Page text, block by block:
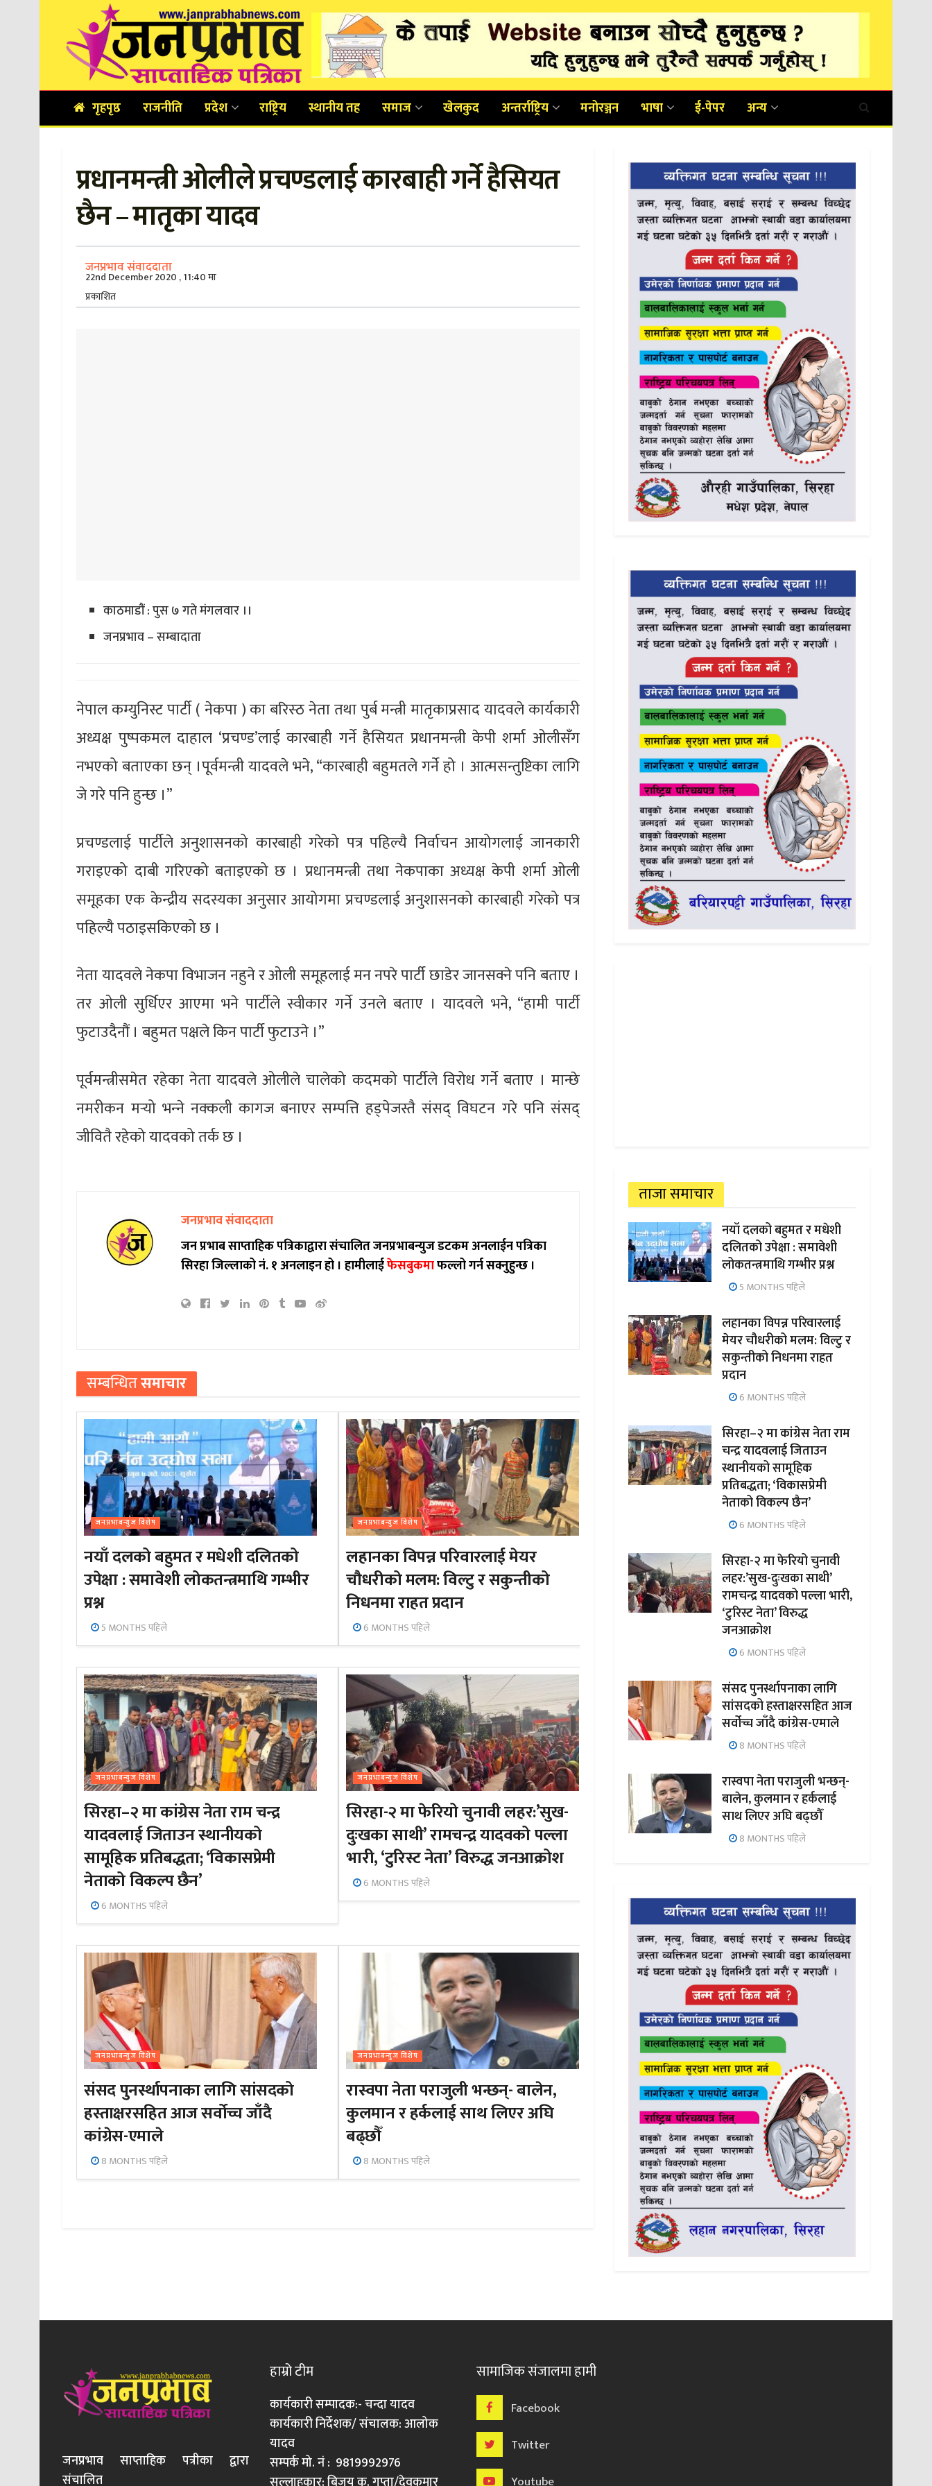
गृहपृष्ठ राजनीति प्रदेश राष्ट्रिय स्थानीय तह समाज खेलकुद अन्तर्राष्ट्रिय मनोरञ्जन भाषा ई-पेपर अन्य
प्रधानमन्त्री ओलीले प्रचण्डलाई कारबाही गर्ने हैसियत
छैन – मातृका यादव
जनप्रभाव संवाददाता
22nd December 2020 , 11:40 मा
प्रकाशित
काठमाडौं : पुस ७ गते मंगलवार ।।
जनप्रभाव – सम्बादाता
नेपाल कम्युनिस्ट पार्टी ( नेकपा ) का बरिस्ठ नेता तथा पुर्ब मन्त्री मातृकाप्रसाद यादवले कार्यकारी
अध्यक्ष पुष्पकमल दाहाल ‘प्रचण्ड’लाई कारबाही गर्ने हैसियत प्रधानमन्त्री केपी शर्मा ओलीसँग
नभएको बताएका छन् ।पूर्वमन्त्री यादवले भने, “कारबाही बहुमतले गर्ने हो । आत्मसन्तुष्टिका लागि
जे गरे पनि हुन्छ ।”
प्रचण्डलाई पार्टीले अनुशासनको कारबाही गरेको पत्र पहिल्यै निर्वाचन आयोगलाई जानकारी
गराइएको दाबी गरिएको बताइएको छ । प्रधानमन्त्री तथा नेकपाका अध्यक्ष केपी शर्मा ओली
समूहका एक केन्द्रीय सदस्यका अनुसार आयोगमा प्रचण्डलाई अनुशासनको कारबाही गरेको पत्र
पहिल्यै पठाइसकिएको छ ।
नेता यादवले नेकपा विभाजन नहुने र ओली समूहलाई मन नपरे पार्टी छाडेर जानसक्ने पनि बताए ।
तर ओली सुर्धिएर आएमा भने पार्टीले स्वीकार गर्ने उनले बताए । यादवले भने, “हामी पार्टी
फुटाउदैनौं । बहुमत पक्षले किन पार्टी फुटाउने ।”
पूर्वमन्त्रीसमेत रहेका नेता यादवले ओलीले चालेको कदमको पार्टीले विरोध गर्ने बताए । मान्छे
नमरीकन मर्‍यो भन्‍ने नक्कली कागज बनाएर सम्पत्ति हड्पेजस्तै संसद् विघटन गरे पनि संसद्
जीवितै रहेको यादवको तर्क छ ।
जनप्रभाव संवाददाता
जन प्रभाब साप्ताहिक पत्रिकाद्वारा संचालित जनप्रभाबन्युज डटकम अनलाईन पत्रिका
सिरहा जिल्लाको नं. १ अनलाइन हो ।हामीलाईफेसबुकमाफल्लो गर्न सक्नुहुन्छ ।
सम्बन्धितसमाचार
जनप्रभाबन्युज विशेष
नयाँ दलको बहुमत र मधेशी दलितको
उपेक्षा : समावेशी लोकतन्त्रमाथि गम्भीर
प्रश्न
5 MONTHS पहिले
जनप्रभाबन्युज विशेष
लहानका विपन्न परिवारलाई मेयर
चौधरीको मलम: विल्टु र सकुन्तीको
निधनमा राहत प्रदान
6 MONTHS पहिले
जनप्रभाबन्युज विशेष
सिरहा–२ मा कांग्रेस नेता राम चन्द्र
यादवलाई जिताउन स्थानीयको
सामूहिक प्रतिबद्धता; ‘विकासप्रेमी
नेताको विकल्प छैन’
6 MONTHS पहिले
जनप्रभाबन्युज विशेष
सिरहा-२ मा फेरियो चुनावी लहर:’सुख-
दुःखका साथी’ रामचन्द्र यादवको पल्ला
भारी, ‘टुरिस्ट नेता’ विरुद्ध जनआक्रोश
6 MONTHS पहिले
जनप्रभाबन्युज विशेष
संसद पुनर्स्थापनाका लागि सांसदको
हस्ताक्षरसहित आज सर्वोच्च जाँदै
कांग्रेस-एमाले
8 MONTHS पहिले
जनप्रभाबन्युज विशेष
रास्वपा नेता पराजुली भन्छन्- बालेन,
कुलमान र हर्कलाई साथ लिएर अघि
बढ्छौँ
8 MONTHS पहिले
ताजा समाचार
नयाँ दलको बहुमत र मधेशी
दलितको उपेक्षा : समावेशी
लोकतन्त्रमाथि गम्भीर प्रश्न
5 MONTHS पहिले
लहानका विपन्न परिवारलाई
मेयर चौधरीको मलम: विल्टु र
सकुन्तीको निधनमा राहत
प्रदान
6 MONTHS पहिले
सिरहा–२ मा कांग्रेस नेता राम
चन्द्र यादवलाई जिताउन
स्थानीयको सामूहिक
प्रतिबद्धता; ‘विकासप्रेमी
नेताको विकल्प छैन’
6 MONTHS पहिले
सिरहा-२ मा फेरियो चुनावी
लहर:’सुख-दुःखका साथी’
रामचन्द्र यादवको पल्ला भारी,
‘टुरिस्ट नेता’ विरुद्ध
जनआक्रोश
6 MONTHS पहिले
संसद पुनर्स्थापनाका लागि
सांसदको हस्ताक्षरसहित आज
सर्वोच्च जाँदै कांग्रेस-एमाले
8 MONTHS पहिले
रास्वपा नेता पराजुली भन्छन्-
बालेन, कुलमान र हर्कलाई
साथ लिएर अघि बढ्छौँ
8 MONTHS पहिले
जनप्रभाव साप्ताहिक पत्रीका द्वारा
संचालित
हाम्रो टीम
कार्यकारी सम्पादक:- चन्दा यादव
कार्यकारी निर्देशक/ संचालक: आलोक
यादव
सम्पर्क मो. नं : 9819992976
सामाजिक संजालमा हामी
Facebook
Twitter
Youtube